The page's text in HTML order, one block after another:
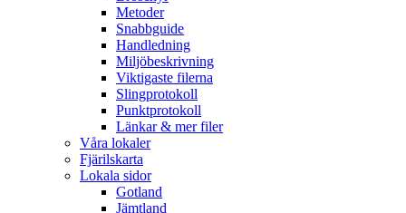
Metoder
Snabbguide
Handledning
Miljöbeskrivning
Viktigaste filerna
Slingprotokoll
Punktprotokoll
Länkar & mer filer
Våra lokaler
Fjärilskarta
Lokala sidor
Gotland
Jämtland